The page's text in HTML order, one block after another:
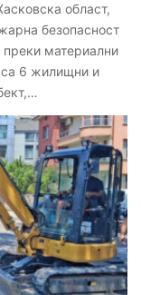
област,
безопасност
преки материални
са 6 жилищни и